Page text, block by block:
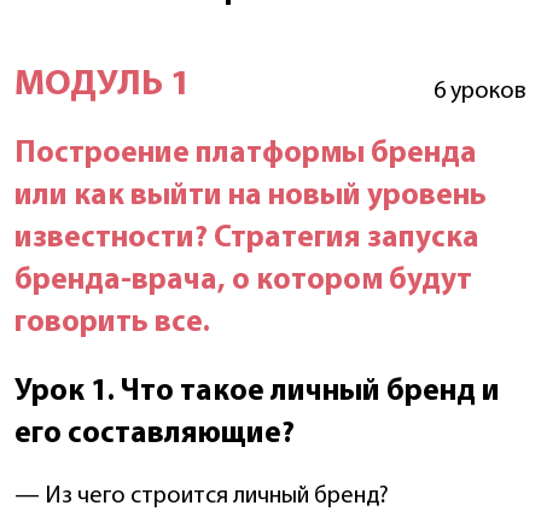
МОДУЛЬ 1 6 уроков
Построение платформы бренда
или как выйти на новый уровень
известности? Стратегия запуска
бренда-врача, о котором будут
говорить все.
Урок 1. Что такое личный бренд и
его составляющие?
— Из чего строится личный бренд?